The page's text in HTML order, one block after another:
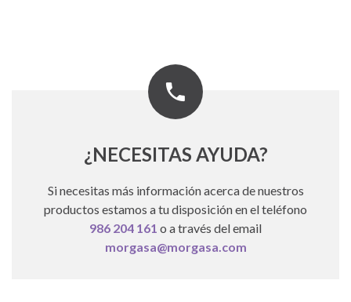
¿NECESITAS AYUDA?
Si necesitas más información acerca de nuestros
productos estamos a tu disposición en el teléfono
986 204 161 o a través del email
morgasa@morgasa.com